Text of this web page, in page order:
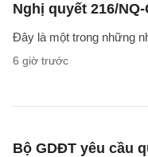
Nghị quyết 216/
Đây là một trong những
6 giờ trước
Bộ GDĐT yêu cầu